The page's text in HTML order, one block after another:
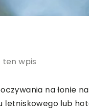
ten wpis
na łonie
letniskowego lub